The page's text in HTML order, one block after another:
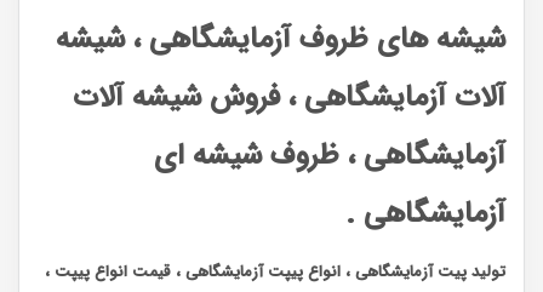
شیشه های ظروف آزمایشگاهی ، شیشه
آلات آزمایشگاهی ، فروش شیشه آلات
آزمایشگاهی ، ظروف شیشه ای
آزمایشگاهی .
تولید پیت آزمایشگاهی ، انواع پیپت آزمایشگاهی ، قیمت انواع پیپت ،